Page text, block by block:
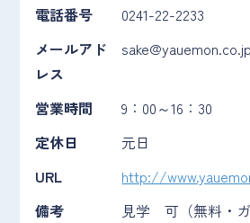
電話番号
0241-22-2233
メールアド
レス
sake@yauemon.co.jp
営業時間
9：00～16：30
定休日
元日
URL
http://
備考
見学 可（無料・